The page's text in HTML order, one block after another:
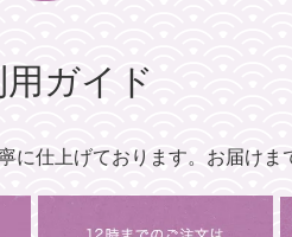
用ガイド
に仕上げております。 お届けま